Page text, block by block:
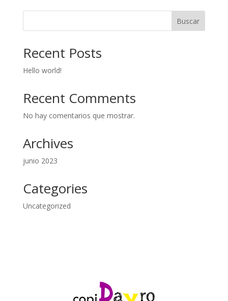
Buscar
Recent Posts
Hello world!
Recent Comments
No hay comentarios que mostrar.
Archives
junio 2023
Categories
Uncategorized